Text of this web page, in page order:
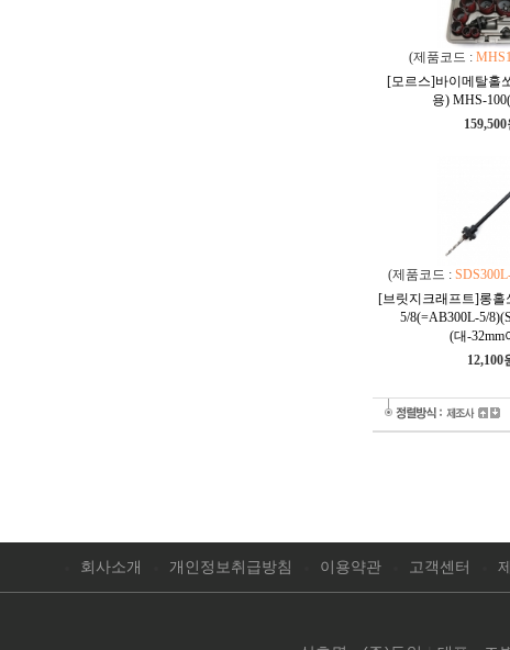
(제품코드 :
[모르스]바이메탈홀
용) MHS-
159,500
(제품코드 :
[브릿지크래프트]롱홀
5/8(=AB300L-5/
(대-32mm
12,100
회사소개 개인정보취급방침 이용약관 고객센터